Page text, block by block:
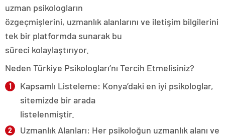
uzman psikologların
özgeçmişlerini, uzmanlık alanlarını ve iletişim bilgilerini
tek bir platformda sunarak bu
süreci kolaylaştırıyor.
Neden Türkiye Psikologları’nı Tercih Etmelisiniz?
Kapsamlı Listeleme: Konya’daki en iyi psikologlar,
sitemizde bir arada
listelenmiştir.
Uzmanlık Alanları: Her psikoloğun uzmanlık alanı ve